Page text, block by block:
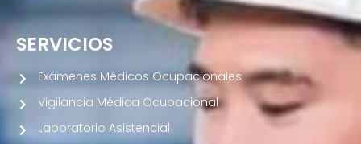
SERVICIOS
Exámenes Médicos Ocupacionales
Vigilancia Médica Ocupacional
Laboratorio Asistencial